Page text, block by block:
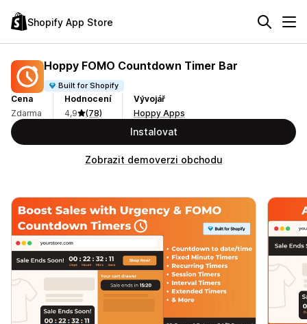
Shopify App Store
Hoppy FOMO Countdown Timer Bar
Built for Shopify
Cena
Zdarma
Hodnocení
4,9
(78)
Vývojář
Hoppy Apps
Instalovat
Zobrazit demoverzi obchodu